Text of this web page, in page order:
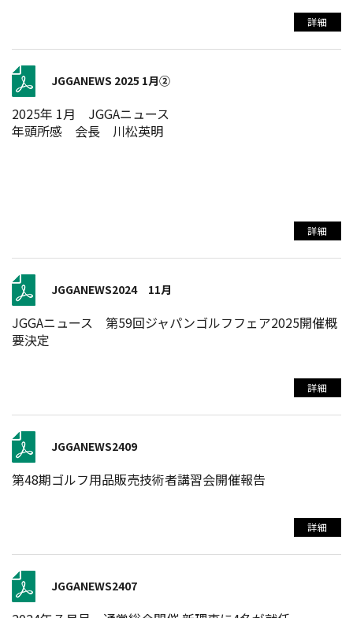
詳細
JGGANEWS 2025 1月②
2025年 1月 JGGAニュース
年頭所感 会長 川松英明
詳細
JGGANEWS2024 11月
JGGAニュース 第59回ジャパンゴルフフェア2025開催概
要決定
詳細
JGGANEWS2409
第48期ゴルフ用品販売技術者講習会開催報告
詳細
JGGANEWS2407